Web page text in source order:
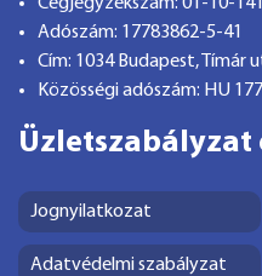
Adószám: 17783862-5-41
Cím: 1034 Budapest, Tímár
Közösségi adószám: HU
Jognyilatkozat
Adatvédelmi szabályzat